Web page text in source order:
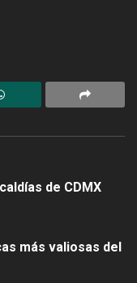
de CDMX
más valiosas del